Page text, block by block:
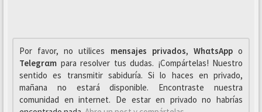
Por favor, no utilices mensajes privados, WhαtsAppo
Telegrαm para resolver tus dudas. ¡Compártelas! Nuestro
sentido es transmitir sabiduría. Si lo haces en privado,
mañana no estará disponible. Encontraste nuestra
comunidad en internet. De estar en privado no habrías